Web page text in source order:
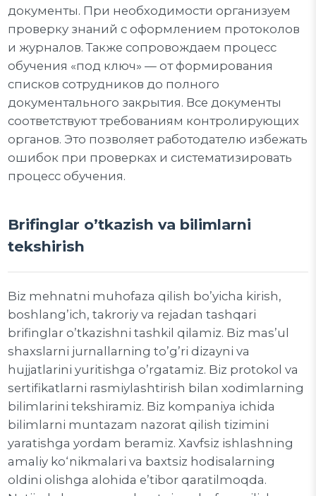
документы. При необходимости организуем
проверку знаний с оформлением протоколов
и журналов. Также сопровождаем процесс
обучения «под ключ» — от формирования
списков сотрудников до полного
документального закрытия. Все документы
соответствуют требованиям контролирующих
органов. Это позволяет работодателю избежать
ошибок при проверках и систематизировать
процесс обучения.
Brifinglar o’tkazish va bilimlarni
tekshirish
Biz mehnatni muhofaza qilish bo’yicha kirish,
boshlang’ich, takroriy va rejadan tashqari
brifinglar o’tkazishni tashkil qilamiz. Biz mas’ul
shaxslarni jurnallarning to’g’ri dizayni va
hujjatlarini yuritishga o’rgatamiz. Biz protokol va
sertifikatlarni rasmiylashtirish bilan xodimlarning
bilimlarini tekshiramiz. Biz kompaniya ichida
bilimlarni muntazam nazorat qilish tizimini
yaratishga yordam beramiz. Xavfsiz ishlashning
amaliy ko‘nikmalari va baxtsiz hodisalarning
oldini olishga alohida e’tibor qaratilmoqda.